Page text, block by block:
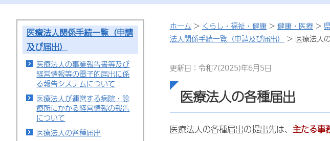
医療法人関係手続一覧（申請
及び届出）
医療法人の事業報告書等及び
経営情報等の電子的届出に係
る報告システムについて
医療法人が運営する病院・診
療所にかかる経営情報の報告
について
医療法人の各種届出
ホーム > くらし・福祉・健康 > 健康・医療 >
法人関係手続一覧（申請及び届出）
> 医療法人
更新日：令和7(2025)年6月5日
医療法人の各種届出
医療法人の各種届出の提出先は、 主たる事